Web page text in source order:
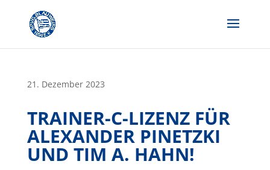
content
21. Dezember 2023
TRAINER-C-LIZENZ FÜR
ALEXANDER PINETZKI
UND TIM A. HAHN!